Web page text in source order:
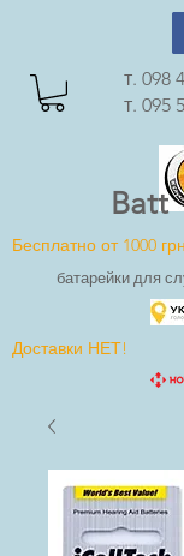
т. 098
т. 095
Бесплатно от 1000
батарейки для
Доставки НЕТ!